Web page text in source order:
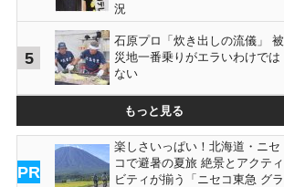
況
5
石原プロ「炊き出しの流儀」 被
災地一番乗りがエラいわけでは
ない
もっと見る
PR
楽しさいっぱい！北海道・ニセ
コで避暑の夏旅 絶景とアクティ
ビティが揃う「ニセコ東急 グラ